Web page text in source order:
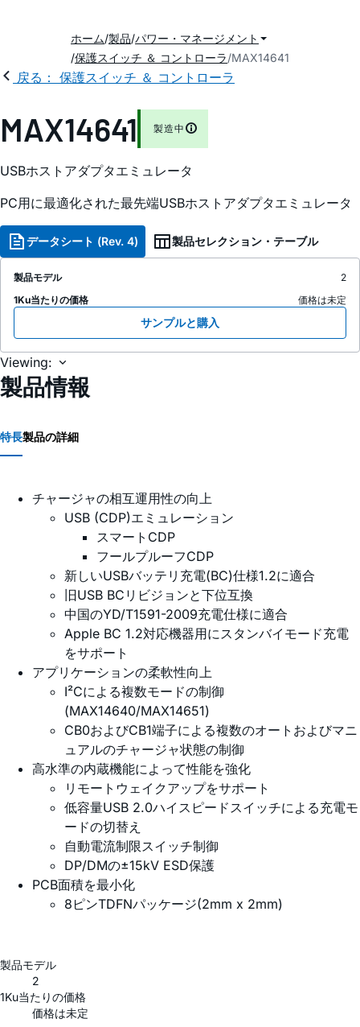
ホーム 製品 パワー・マネージメント
保護スイッチ ＆ コントローラ MAX14641
戻る： 保護スイッチ ＆ コントローラ
MAX14641 製造中
USBホストアダプタエミュレータ
PC用に最適化された最先端USBホストアダプタエミュレータ
データシート (Rev. 4) 製品セレクション・テーブル
製品モデル
2
1Ku当たりの価格
価格は未定
サンプルと購入
Viewing:
製品情報
特長製品の詳細
チャージャの相互運用性の向上
USB (CDP)エミュレーション
スマートCDP
フールプルーフCDP
新しいUSBバッテリ充電(BC)仕様1.2に適合
旧USB BCリビジョンと下位互換
中国のYD/T1591-2009充電仕様に適合
Apple BC 1.2対応機器用にスタンバイモード充電
をサポート
アプリケーションの柔軟性向上
I²Cによる複数モードの制御
(MAX14640/MAX14651)
CB0およびCB1端子による複数のオートおよびマニ
ュアルのチャージャ状態の制御
高水準の内蔵機能によって性能を強化
リモートウェイクアップをサポート
低容量USB 2.0ハイスピードスイッチによる充電モ
ードの切替え
自動電流制限スイッチ制御
DP/DMの±15kV ESD保護
PCB面積を最小化
8ピンTDFNパッケージ(2mm x 2mm)
製品モデル
2
1Ku当たりの価格
価格は未定